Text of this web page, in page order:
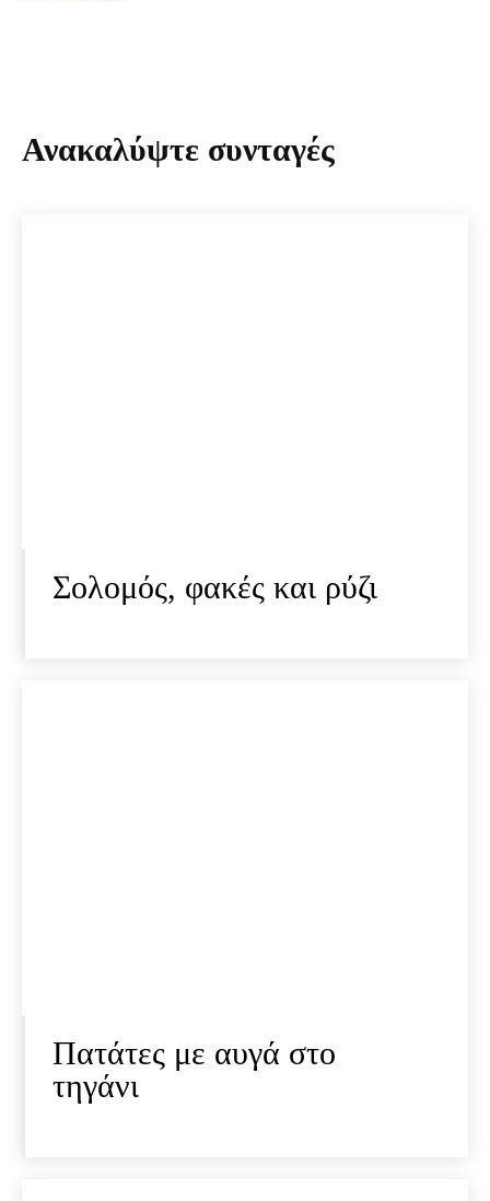
Ανακαλύψτε συνταγές
Σολομός, φακές και ρύζι
Πατάτες με αυγά στο
τηγάνι